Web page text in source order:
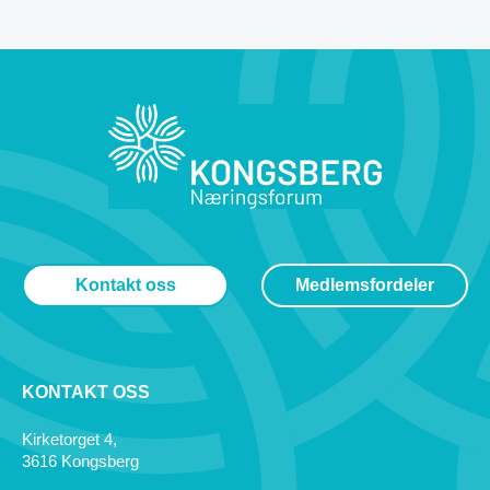
Kontakt oss Medlemsfordeler
KONTAKT OSS
Kirketorget 4,
3616 Kongsberg